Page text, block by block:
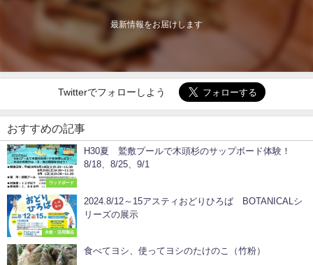
最新情報をお届けします
Twitterでフォローしよう
おすすめの記事
ウッドボード
H30夏 鷲敷プールで木頭杉のサップボード体験！
8/18、8/25、9/1
木粉・活用製品
2024.8/12～15アスティおどりひろば BOTANICALシ
リーズの展示
食べてヨシ、使ってヨシのたけのこ（竹粉）